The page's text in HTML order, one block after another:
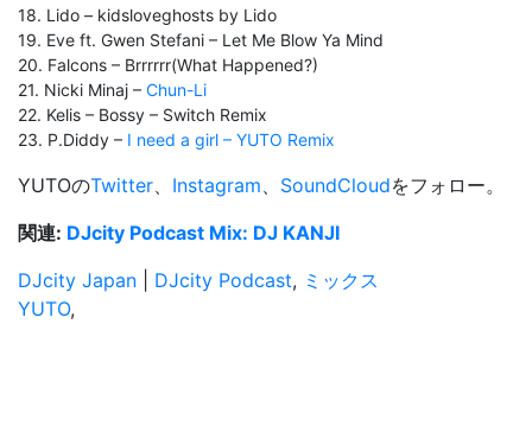
18. Lido – kidsloveghosts by Lido
19. Eve ft. Gwen Stefani – Let Me Blow Ya Mind
20. Falcons – Brrrrrr(What Happened?)
21. Nicki Minaj – Chun-Li
22. Kelis – Bossy – Switch Remix
23. P.Diddy – I need a girl – YUTO Remix
YUTOのTwitter、 Instagram、 SoundCloudをフォロー。
関連: DJcity Podcast Mix: DJ KANJI
DJcity Japan
DJcity Podcast, ミックス
YUTO,